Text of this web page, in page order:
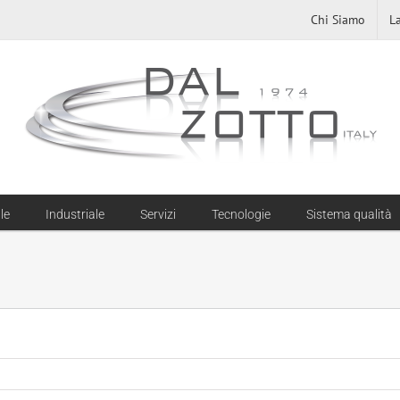
Chi Siamo
Industriale Servizi Tecnologie Sistema qualità